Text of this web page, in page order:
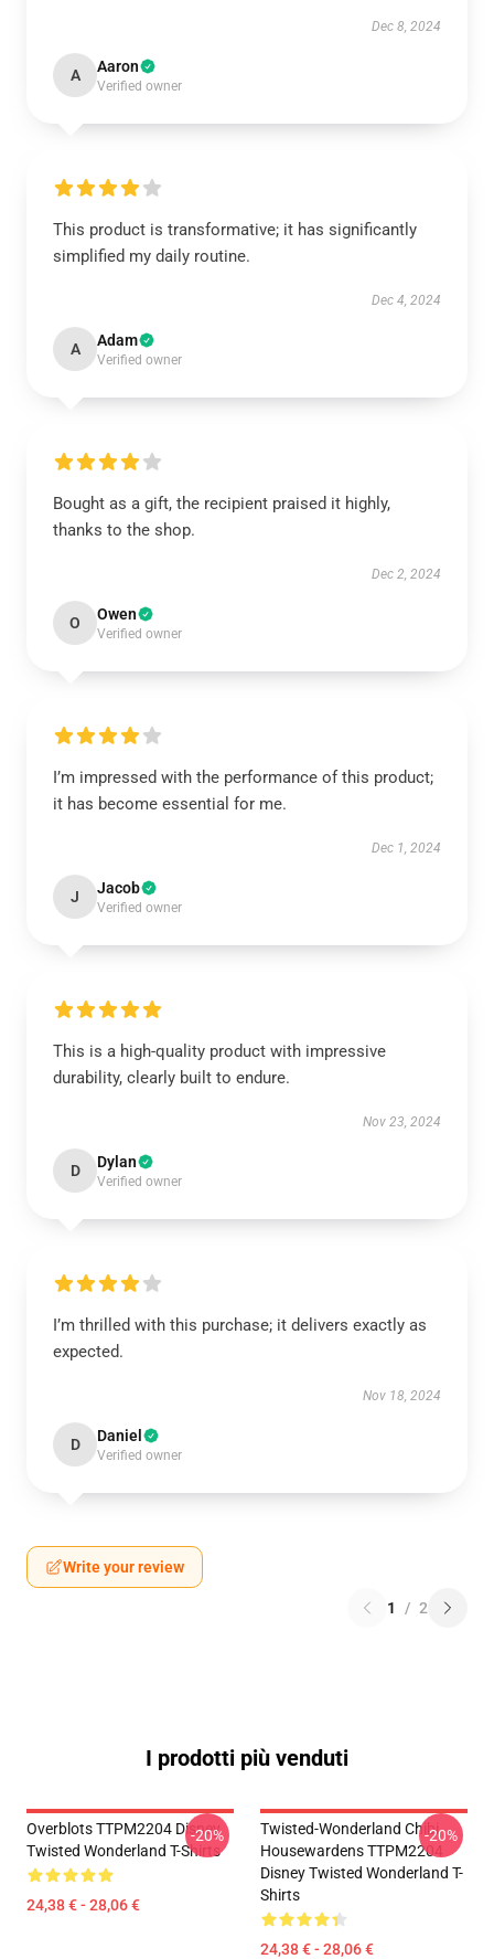
Dec 8, 2024
A Aaron
Verified owner
This product is transformative; it has significantly
simplified my daily routine.
Dec 4, 2024
A Adam
Verified owner
Bought as a gift, the recipient praised it highly,
thanks to the shop.
Dec 2, 2024
O Owen
Verified owner
I’m impressed with the performance of this product;
it has become essential for me.
Dec 1, 2024
J Jacob
Verified owner
This is a high-quality product with impressive
durability, clearly built to endure.
Nov 23, 2024
D Dylan
Verified owner
I’m thrilled with this purchase; it delivers exactly as
expected.
Nov 18, 2024
D Daniel
Verified owner
Write your review
1 / 2
I prodotti più venduti
Overblots TTPM2204 Disney
Twisted Wonderland T-Shirts
24,38 € - 28,06 €
-20%
Twisted-Wonderland Chibi
Housewardens TTPM2204
Disney Twisted Wonderland T-
Shirts
24,38 € - 28,06 €
-20%